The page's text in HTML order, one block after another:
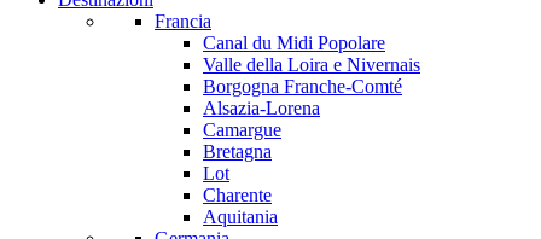
Francia
Canal du Midi Popolare
Valle della Loira e Nivernais
Borgogna Franche-Comté
Alsazia-Lorena
Camargue
Bretagna
Lot
Charente
Aquitania